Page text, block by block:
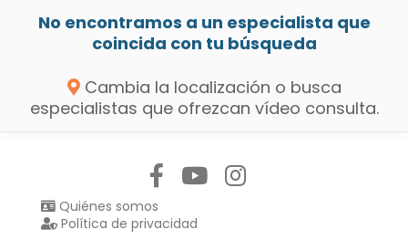
No encontramos a un especialista que
coincida con tu búsqueda
Cambia la localización o busca
especialistas que ofrezcan vídeo consulta.
Quiénes somos
Política de privacidad